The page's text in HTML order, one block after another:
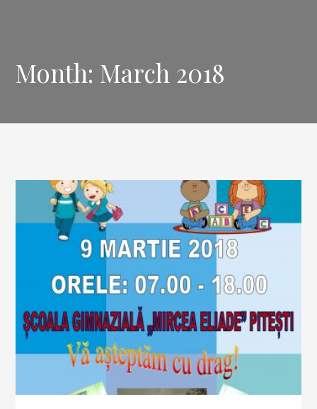
Month: March 2018